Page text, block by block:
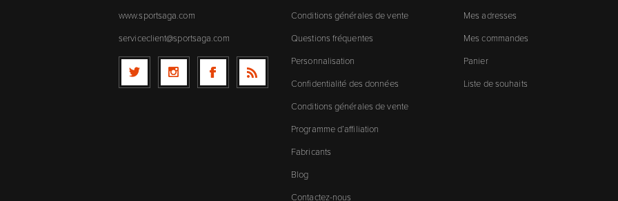
www.sportsaga.com
serviceclient@sportsaga.com
Conditions générales de vente
Questions fréquentes
Personnalisation
Confidentialité des données
Conditions générales de vente
Programme d’affiliation
Fabricants
Blog
Contactez-nous
Mes adresses
Mes commandes
Panier
Liste de souhaits